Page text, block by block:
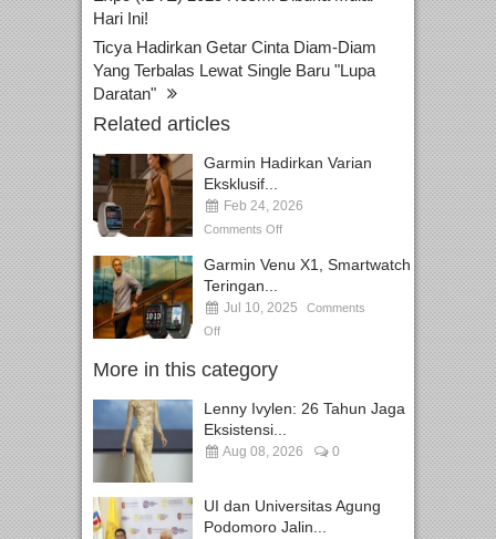
Hari Ini!
Ticya Hadirkan Getar Cinta Diam-Diam
Yang Terbalas Lewat Single Baru "Lupa
Daratan"
Related articles
Garmin Hadirkan Varian
Eksklusif...
Feb 24, 2026
Comments Off
Garmin Venu X1, Smartwatch
Teringan...
Jul 10, 2025
Comments
Off
More in this category
Lenny Ivylen: 26 Tahun Jaga
Eksistensi...
Aug 08, 2026 0
UI dan Universitas Agung
Podomoro Jalin...